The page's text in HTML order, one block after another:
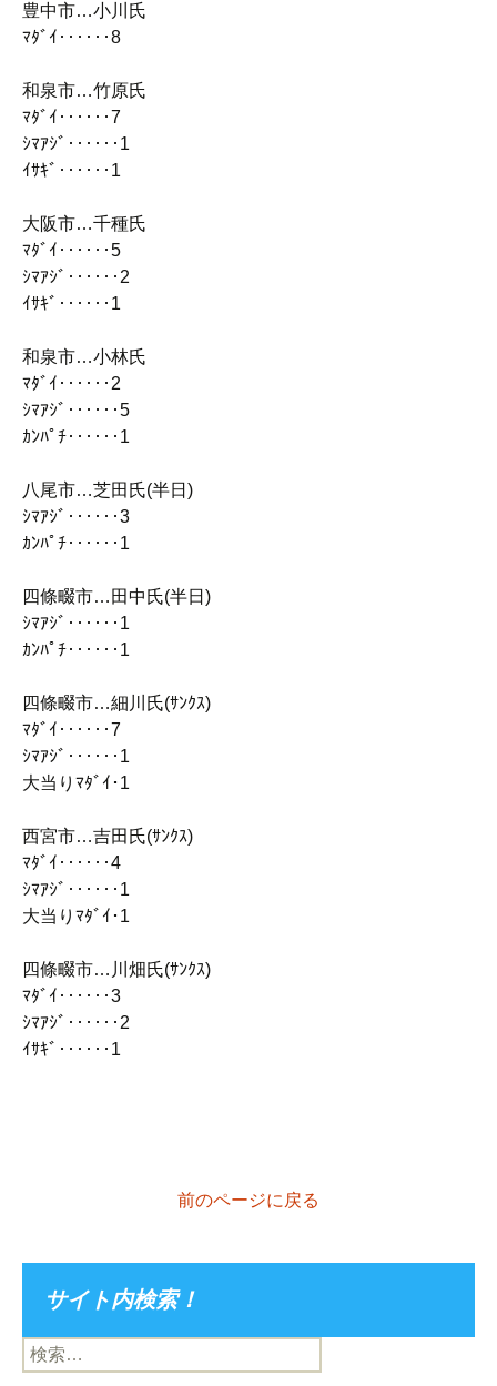
豊中市…小川氏
ﾏﾀﾞｲ‥‥‥8
和泉市…竹原氏
ﾏﾀﾞｲ‥‥‥7
ｼﾏｱｼﾞ‥‥‥1
ｲｻｷﾞ‥‥‥1
大阪市…千種氏
ﾏﾀﾞｲ‥‥‥5
ｼﾏｱｼﾞ‥‥‥2
ｲｻｷﾞ‥‥‥1
和泉市…小林氏
ﾏﾀﾞｲ‥‥‥2
ｼﾏｱｼﾞ‥‥‥5
ｶﾝﾊﾟﾁ‥‥‥1
八尾市…芝田氏(半日)
ｼﾏｱｼﾞ‥‥‥3
ｶﾝﾊﾟﾁ‥‥‥1
四條畷市…田中氏(半日)
ｼﾏｱｼﾞ‥‥‥1
ｶﾝﾊﾟﾁ‥‥‥1
四條畷市…細川氏(ｻﾝｸｽ)
ﾏﾀﾞｲ‥‥‥7
ｼﾏｱｼﾞ‥‥‥1
大当りﾏﾀﾞｲ･1
西宮市…吉田氏(ｻﾝｸｽ)
ﾏﾀﾞｲ‥‥‥4
ｼﾏｱｼﾞ‥‥‥1
大当りﾏﾀﾞｲ･1
四條畷市…川畑氏(ｻﾝｸｽ)
ﾏﾀﾞｲ‥‥‥3
ｼﾏｱｼﾞ‥‥‥2
ｲｻｷﾞ‥‥‥1
前のページに戻る
サイト内検索！
検
索: